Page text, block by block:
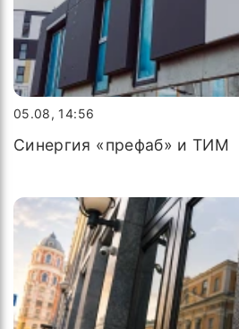
05.08, 14:56
Синергия «префаб» и ТИМ